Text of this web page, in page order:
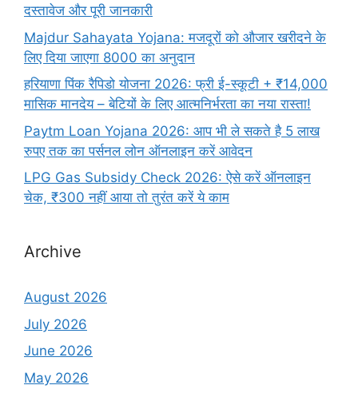
दस्तावेज और पूरी जानकारी
Majdur Sahayata Yojana: मजदूरों को औजार खरीदने के
लिए दिया जाएगा 8000 का अनुदान
हरियाणा पिंक रैपिडो योजना 2026: फ्री ई-स्कूटी + ₹14,000
मासिक मानदेय – बेटियों के लिए आत्मनिर्भरता का नया रास्ता!
Paytm Loan Yojana 2026: आप भी ले सकते है 5 लाख
रुपए तक का पर्सनल लोन ऑनलाइन करें आवेदन
LPG Gas Subsidy Check 2026: ऐसे करें ऑनलाइन
चेक, ₹300 नहीं आया तो तुरंत करें ये काम
Archive
August 2026
July 2026
June 2026
May 2026